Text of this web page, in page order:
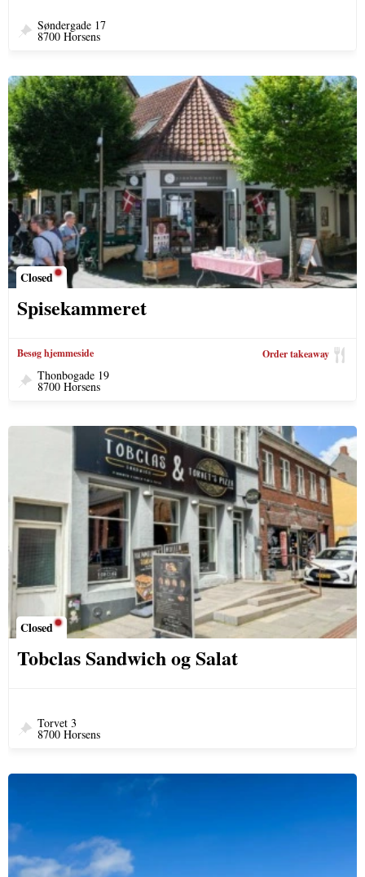
Søndergade 17
8700 Horsens
Closed
Spisekammeret
Besøg hjemmeside Order takeaway
Thonbogade 19
8700 Horsens
Closed
Tobclas Sandwich og Salat
Torvet 3
8700 Horsens